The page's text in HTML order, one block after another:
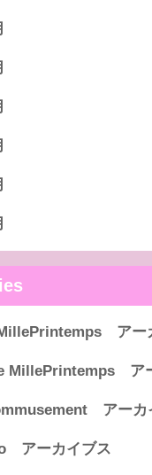
アー
MillePrintemps ア
アーカ
アーカイブス